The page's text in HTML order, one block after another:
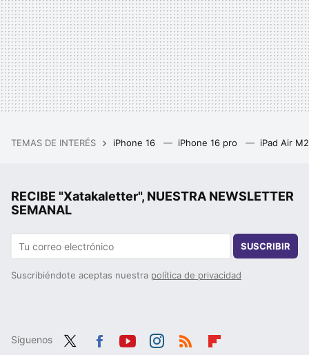
TEMAS DE INTERÉS iPhone 16 iPhone 16 pro iPad Air
RECIBE "Xatakaletter", NUESTRA NEWSLETTER
SEMANAL
SUSCRIBIR
Suscribiéndote aceptas nuestra política de privacidad
Síguenos